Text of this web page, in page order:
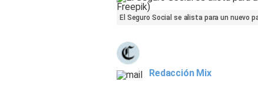
El Seguro Social se alista para un nuevo
Redacción Mix